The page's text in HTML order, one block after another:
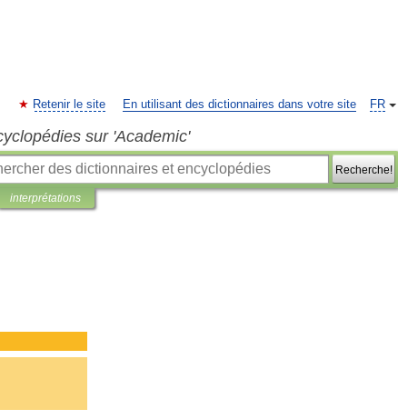
FR
Retenir le site En utilisant des dictionnaires dans votre site
sur 'Academic'
Recherche!
interprétations